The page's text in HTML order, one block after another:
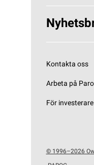
Kontakta oss
Arbeta på
För investerare
© 1996–2026